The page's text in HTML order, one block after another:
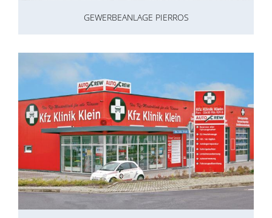
GEWERBEANLAGE PIERROS